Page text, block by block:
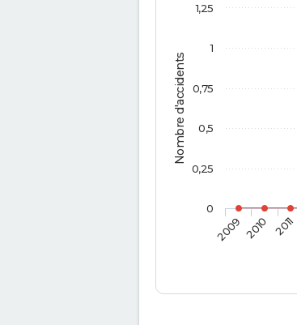
Nombre d'accidents
2009 2010 2011
0
0,25
0,5
0,75
1
1,25